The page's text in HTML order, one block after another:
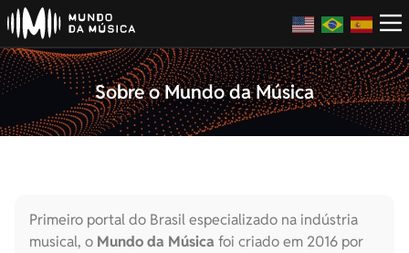
Sobre o Mundo da Música
Primeiro portal do Brasil especializado na indústria
musical, o Mundo da Música foi criado em 2016 por